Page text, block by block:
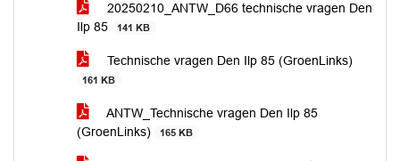
20250210_ANTW_D66 technische vragen Den
Ilp 85
141 KB
Technische vragen Den Ilp 85 (GroenLinks)
161 KB
ANTW_Technische vragen Den Ilp 85
(GroenLinks)
165 KB